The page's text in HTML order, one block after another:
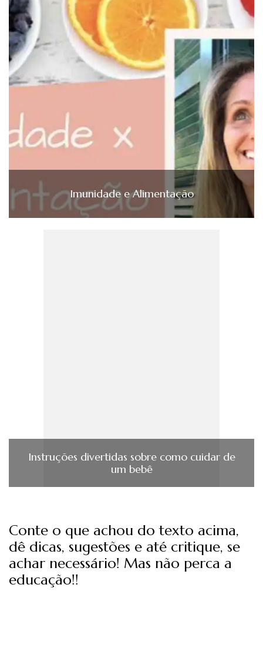
Imunidade e Alimentação
Instruções divertidas sobre como cuidar de
um bebê
Conte o que achou do texto acima,
dê dicas, sugestões e até critique, se
achar necessário! Mas não perca a
educação!!